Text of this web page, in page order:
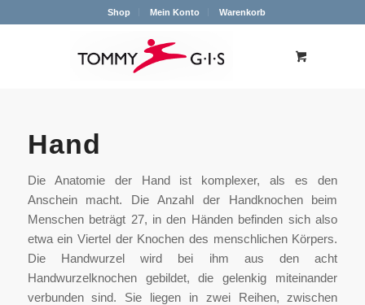
Shop Mein Konto Warenkorb
Hand
Die Anatomie der Hand ist komplexer, als es den
Anschein macht. Die Anzahl der Handknochen beim
Menschen beträgt 27, in den Händen befinden sich also
etwa ein Viertel der Knochen des menschlichen Körpers.
Die Handwurzel wird bei ihm aus den acht
Handwurzelknochen gebildet, die gelenkig miteinander
verbunden sind. Sie liegen in zwei Reihen, zwischen